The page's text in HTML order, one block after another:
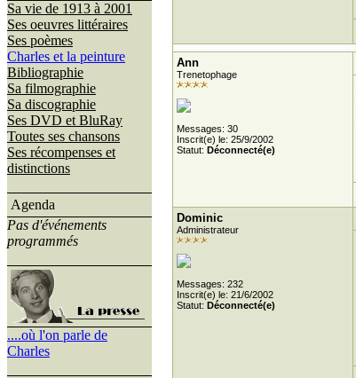
Sa vie de 1913 à 2001
Ses oeuvres littéraires
Ses poèmes
Charles et la peinture
Bibliographie
Sa filmographie
Sa discographie
Ses DVD et BluRay
Toutes ses chansons
Ses récompenses et
distinctions
Agenda
Pas d'événements
programmés
....où l'on parle de
Charles
Ann
Trenetophage
Messages: 30
Inscrit(e) le: 25/9/2002
Statut: Déconnecté(e)
Dominic
Administrateur
Messages: 232
Inscrit(e) le: 21/6/2002
Statut: Déconnecté(e)